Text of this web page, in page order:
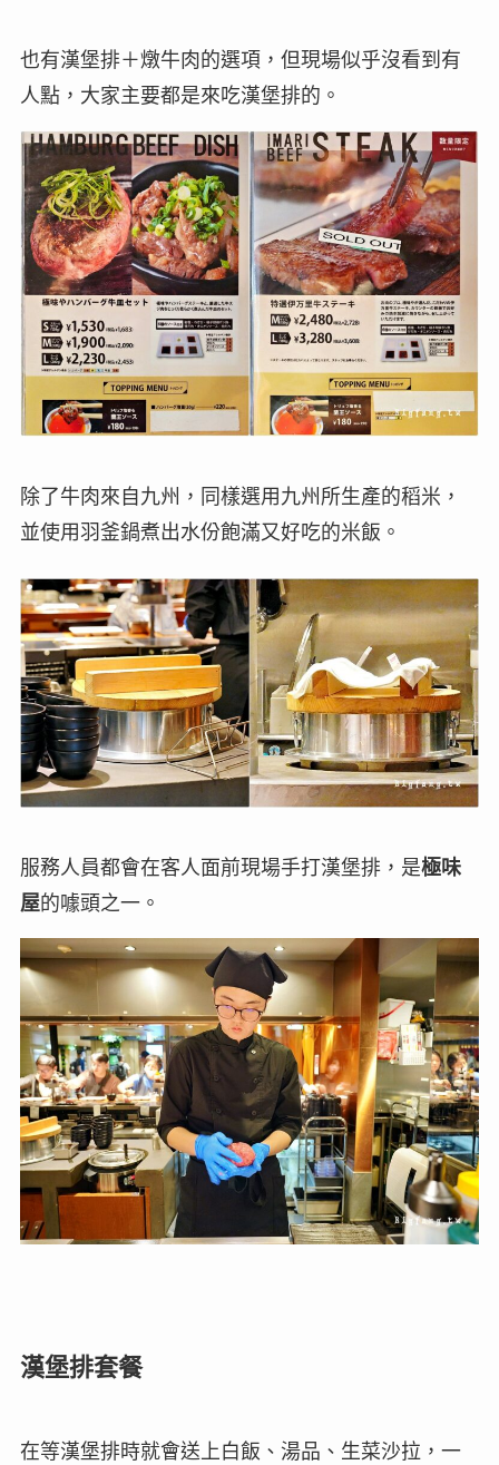
也有漢堡排＋燉牛肉的選項，但現場似乎沒看到有
人點，大家主要都是來吃漢堡排的。
除了牛肉來自九州，同樣選用九州所生產的稻米，
並使用羽釜鍋煮出水份飽滿又好吃的米飯。
服務人員都會在客人面前現場手打漢堡排，是極味
屋的噱頭之一。
漢堡排套餐
在等漢堡排時就會送上白飯、湯品、生菜沙拉，一